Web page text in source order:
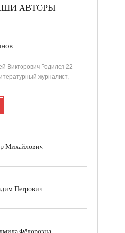
АВТОРЫ
Викторович Родился 22
журналист,
Михайлович
Петрович
Фёдоровна